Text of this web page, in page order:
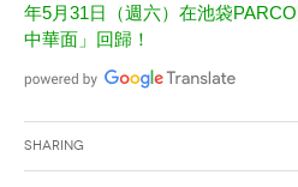
年5月31日（週六）在池袋
中華面」回歸！
Sharing